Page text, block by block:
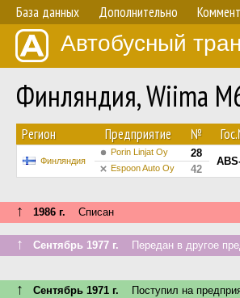
База данных Дополнительно
Автобусный
Финляндия, Wiima
Регион Предприятие №
Финляндия
Porin Linjat Oy 28
Espoon Auto Oy 42
↑ 1986 г. Списан
↑ Сентябрь 1977 г. Передан в другое
↑ Сентябрь 1971 г. Поступил на